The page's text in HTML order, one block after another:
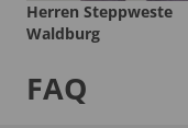
Herren Steppweste
Waldburg
FAQ